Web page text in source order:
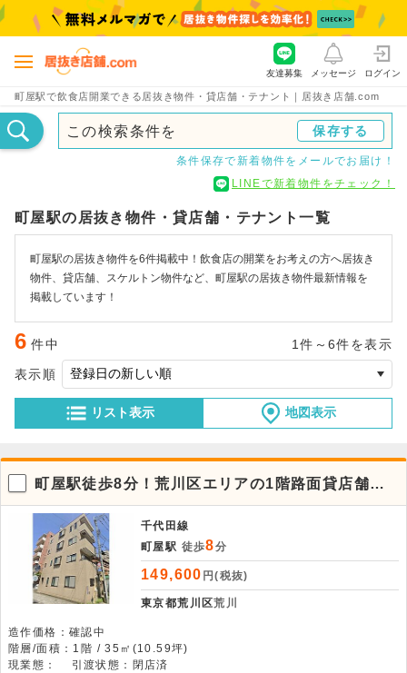
町屋駅で飲食店開業できる居抜き物件・貸店舗・テナント｜居抜き店舗.com
友達募集 メッセージ ログイン
この検索条件を 保存する
条件保存で新着物件をメールでお届け！
LINEで新着物件をチェック！
町屋駅の居抜き物件・貸店舗・テナント一覧
町屋駅の居抜き物件を6件掲載中！飲食店の開業をお考えの方へ居抜き
物件、貸店舗、スケルトン物件など、町屋駅の居抜き物件最新情報を
掲載しています！
6 件中 1件～6件を表示
リスト表示 地図表示
表示順
町屋駅徒歩8分！荒川区エリアの1階路面貸店舗・
事務所
千代田線
町屋駅 徒歩8分
149,600 円(税抜)
東京都荒川区荒川
造作価格：確認中
階層/面積：1階 / 35㎡(10.59坪)
現業態：
引渡状態：閉店済